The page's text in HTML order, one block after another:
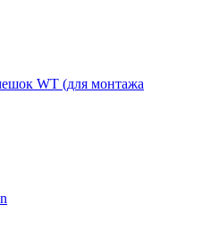
WT (для монтажа